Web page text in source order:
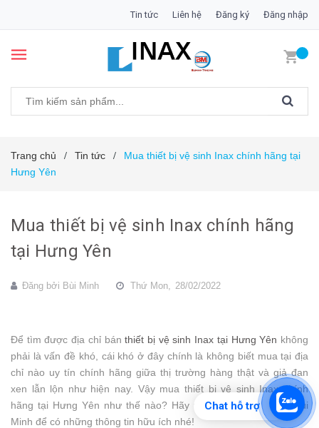
Tin tức Liên hệ Đăng ký Đăng nhập
Trang chủ / Tin tức /
Mua thiết bị vệ sinh Inax chính hãng tại
Hưng Yên
Mua thiết bị vệ sinh Inax chính hãng
tại Hưng Yên
Đăng bởi Bùi Minh Thứ Mon, 28/02/2022
Để tìm được địa chỉ bánthiết bị vệ sinh Inax tại Hưng Yên không
phải là vấn đề khó, cái khó ở đây chính là không biết mua tại địa
chỉ nào uy tín chính hãng giữa thị trường hàng thật và giả đan
xen lẫn lộn như hiện nay. Vậy mua thiết bị vệ sinh Inax chính
hãng tại Hưng Yên như thế nào? Hãy theo dõi bài viết của Bùi
Minh để có những thông tin hữu ích nhé!
Chat hỗ trợ